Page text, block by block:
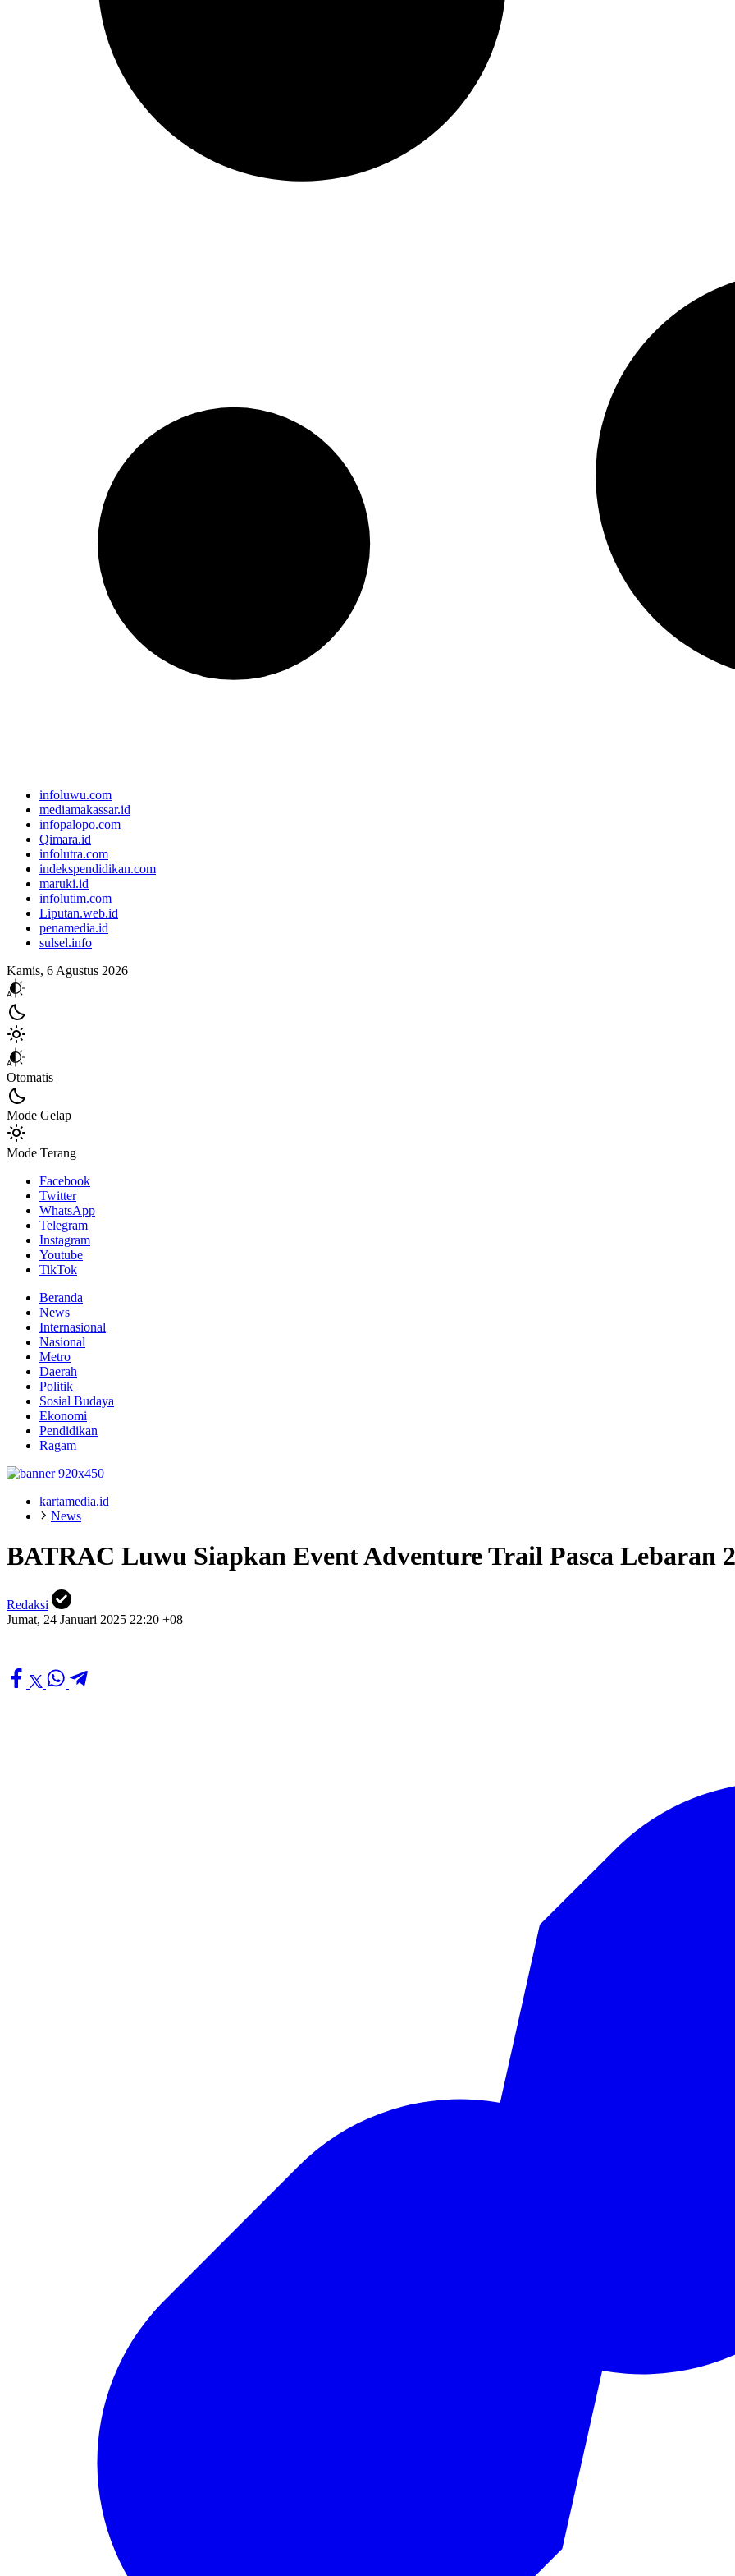
infoluwu.com
mediamakassar.id
infopalopo.com
Qimara.id
infolutra.com
indekspendidikan.com
maruki.id
infolutim.com
Liputan.web.id
penamedia.id
sulsel.info
Kamis, 6 Agustus 2026
Otomatis
Mode Gelap
Mode Terang
Facebook
Twitter
WhatsApp
Telegram
Instagram
Youtube
TikTok
Beranda
News
Internasional
Nasional
Metro
Daerah
Politik
Sosial Budaya
Ekonomi
Pendidikan
Ragam
kartamedia.id
News
BATRAC Luwu Siapkan Event Adventure Trail Pasca Lebaran
Redaksi
Jumat, 24 Januari 2025 22:20 +08